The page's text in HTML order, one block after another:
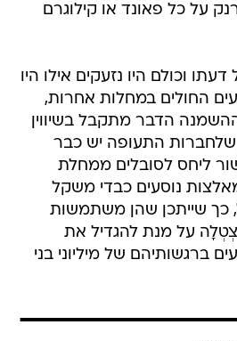
על כל פאונד או קילוגרם
וכולם היו נזעקים אילו היו
החולים במחלות אחרות,
הדבר מתקבל בשיווין
שלחברות התעופה יש כבר
ליחס לסובלים ממחלת
נוסעים כבדי משקל
כך שייתכן שהן משתמשות
על מנת להגדיל את
ברגשותיהם של מיליוני בני